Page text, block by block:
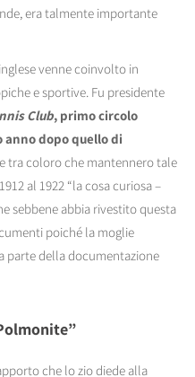
era talmente importante
venne coinvolto in
e sportive. Fu presidente
Club, primo circolo
dopo quello di
tra coloro che mantennero tale
al 1922 “la cosa curiosa –
sebbene abbia rivestito questa
poiché la moglie
parte della documentazione
che lo zio diede alla